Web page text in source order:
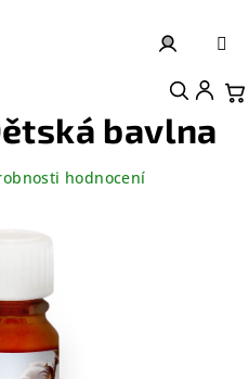
Přihlášení
bavlna
hodnocení